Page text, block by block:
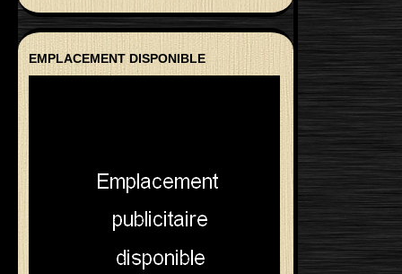
EMPLACEMENT DISPONIBLE